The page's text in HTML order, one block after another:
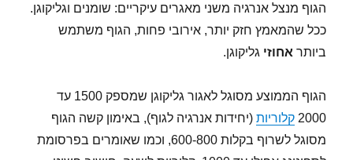
הגוף מנצל אנרגיה משני מאגרים עיקריים: שומנים וגליקוגן.
ככל שהמאמץ חזק יותר, אירובי פחות, הגוף משתמש
ביותר אחוזי גליקוגן.
הגוף הממוצע מסוגל לאגור גליקוגן שמספק 1500 עד
2000 קלוריות (יחידות אנרגיה לגוף), באימון קשה הגוף
מסוגל לשרוף בקלות 600-800, וכמו שאומרים בפרסומת